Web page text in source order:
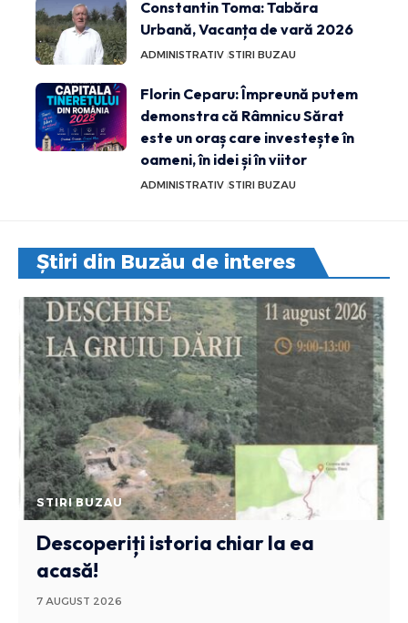
Constantin Toma: Tabăra
Urbană, Vacanța de vară 2026
ADMINISTRATIV STIRI BUZAU
Florin Ceparu: Împreună putem
demonstra că Râmnicu Sărat
este un oraș care investește în
oameni, în idei și în viitor
ADMINISTRATIV STIRI BUZAU
Știri din Buzău de interes
STIRI BUZAU
Descoperiți istoria chiar la ea
acasă!
7 AUGUST 2026